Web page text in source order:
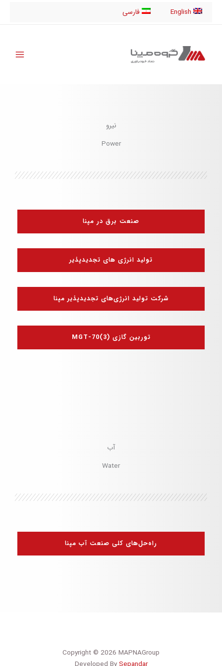
English فارسی
نیرو
Power
صنعت برق در مپنا
تولید انرژی های تجدیدپذیر
شرکت تولید انرژی‌های تجدیدپذیر مپنا
توربین گازی MGT-70(3)
آب
Water
راه‌حل‌های کلی صنعت آب مپنا
Copyright © 2026 MAPNAGroup